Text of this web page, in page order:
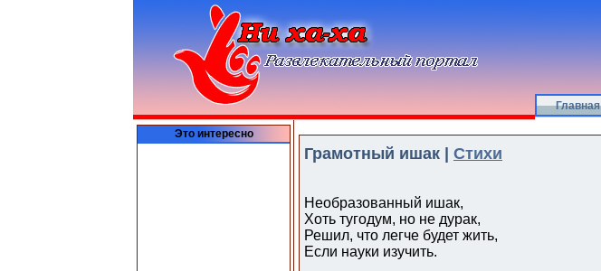
Главная
Это интересно
Грамотный ишак | Стихи
Необразованный ишак,
Хоть тугодум, но не дурак,
Решил, что легче будет жить,
Если науки изучить.